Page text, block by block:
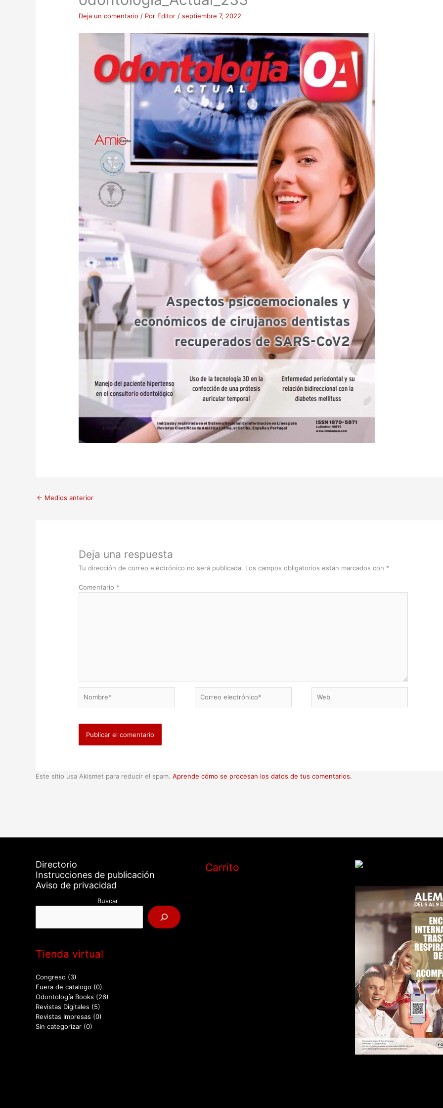
Deja un comentario / Por Editor / septiembre 7, 2022
← Medios anterior
Deja una respuesta
Tu dirección de correo electrónico no será publicada. Los campos obligatorios están marcados con *
Comentario *
electrónico*
Este sitio usa Akismet para reducir el spam. Aprende cómo se procesan los datos de tus comentarios.
Directorio
Instrucciones de publicación
Aviso de privacidad
Buscar
Tienda virtual
Congreso (3)
Fuera de catalogo (0)
Odontología Books (26)
Revistas Digitales (5)
Revistas Impresas (0)
Sin categorizar (0)
Carrito